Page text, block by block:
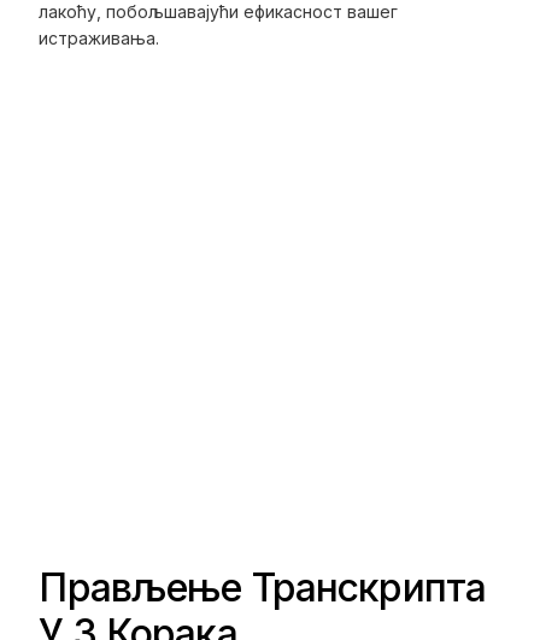
лакоћу, побољшавајући ефикасност вашег
истраживања.
Прављење Транскрипта